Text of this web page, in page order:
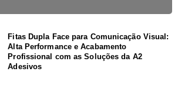
Fitas Dupla Face para Comunicação Visual:
Alta Performance e Acabamento
Profissional com as Soluções da A2
Adesivos